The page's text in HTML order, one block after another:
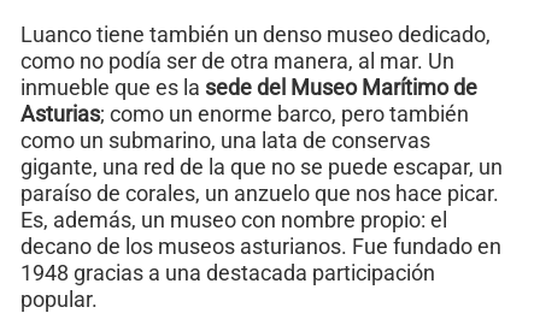
Luanco tiene también un denso museo dedicado,
como no podía ser de otra manera, al mar. Un
inmueble que es la sede del Museo Marítimo de
Asturias; como un enorme barco, pero también
como un submarino, una lata de conservas
gigante, una red de la que no se puede escapar, un
paraíso de corales, un anzuelo que nos hace picar.
Es, además, un museo con nombre propio: el
decano de los museos asturianos. Fue fundado en
1948 gracias a una destacada participación
popular.